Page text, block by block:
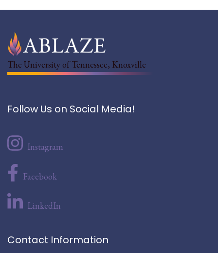
The University of Tennessee, Knoxville
Follow Us on Social Media!
Instagram
Facebook
LinkedIn
Contact Information